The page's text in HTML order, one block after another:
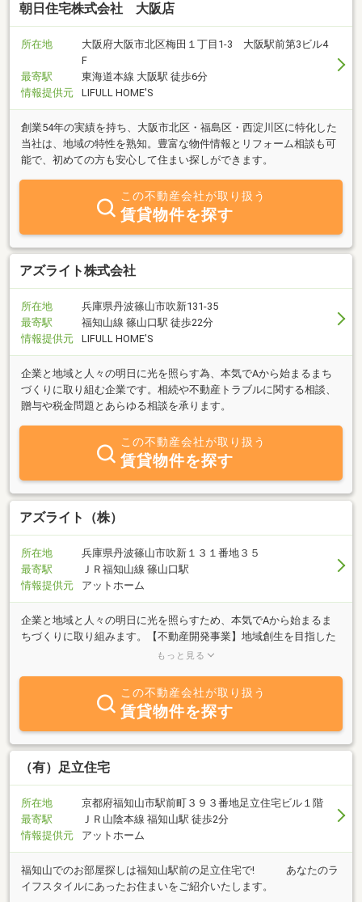
朝日住宅株式会社 大阪店
所在地
大阪府大阪市北区梅田１丁目1-3 大阪駅前第3ビル4
F
最寄駅
東海道本線 大阪駅 徒歩6分
情報提供元
LIFULL HOME'S
創業54年の実績を持ち、大阪市北区・福島区・西淀川区に特化した
当社は、地域の特性を熟知。豊富な物件情報とリフォーム相談も可
能で、初めての方も安心して住まい探しができます。
この不動産会社が取り扱う
賃貸物件を探す
アズライト株式会社
所在地
兵庫県丹波篠山市吹新131-35
最寄駅
福知山線 篠山口駅 徒歩22分
情報提供元
LIFULL HOME'S
企業と地域と人々の明日に光を照らす為、本気でAから始まるまち
づくりに取り組む企業です。相続や不動産トラブルに関する相談、
贈与や税金問題とあらゆる相談を承ります。
この不動産会社が取り扱う
賃貸物件を探す
アズライト（株）
所在地
兵庫県丹波篠山市吹新１３１番地３５
最寄駅
ＪＲ福知山線 篠山口駅
情報提供元
アットホーム
企業と地域と人々の明日に光を照らすため、本気でAから始まるま
ちづくりに取り組みます。【不動産開発事業】地域創生を目指した
不動産開発事業を行っております。自治体と民間企業が協力して事
活かしてエリア開発を行います。【不動産コンサルティング事業】
大規模開発の経験を活かし、商業誘致及び不動産の専門家としてク
ライアントのビジョンや目標の達成に向けて適切な解決策をご提案
します。用地開発や事業拡大、地域創生に関するご相談はお任せく
ださい。【不動産仲介事業】不動産の売買、賃貸の仲介業も行って
おります。お預かりした大切な不動産の「売主と買主」「貸主と借
もっと見る
この不動産会社が取り扱う
賃貸物件を探す
（有）足立住宅
所在地
京都府福知山市駅前町３９３番地足立住宅ビル１階
最寄駅
ＪＲ山陰本線 福知山駅 徒歩2分
情報提供元
アットホーム
福知山でのお部屋探しは福知山駅前の足立住宅で! あなたのラ
イフスタイルにあったお住まいをご紹介いたします。